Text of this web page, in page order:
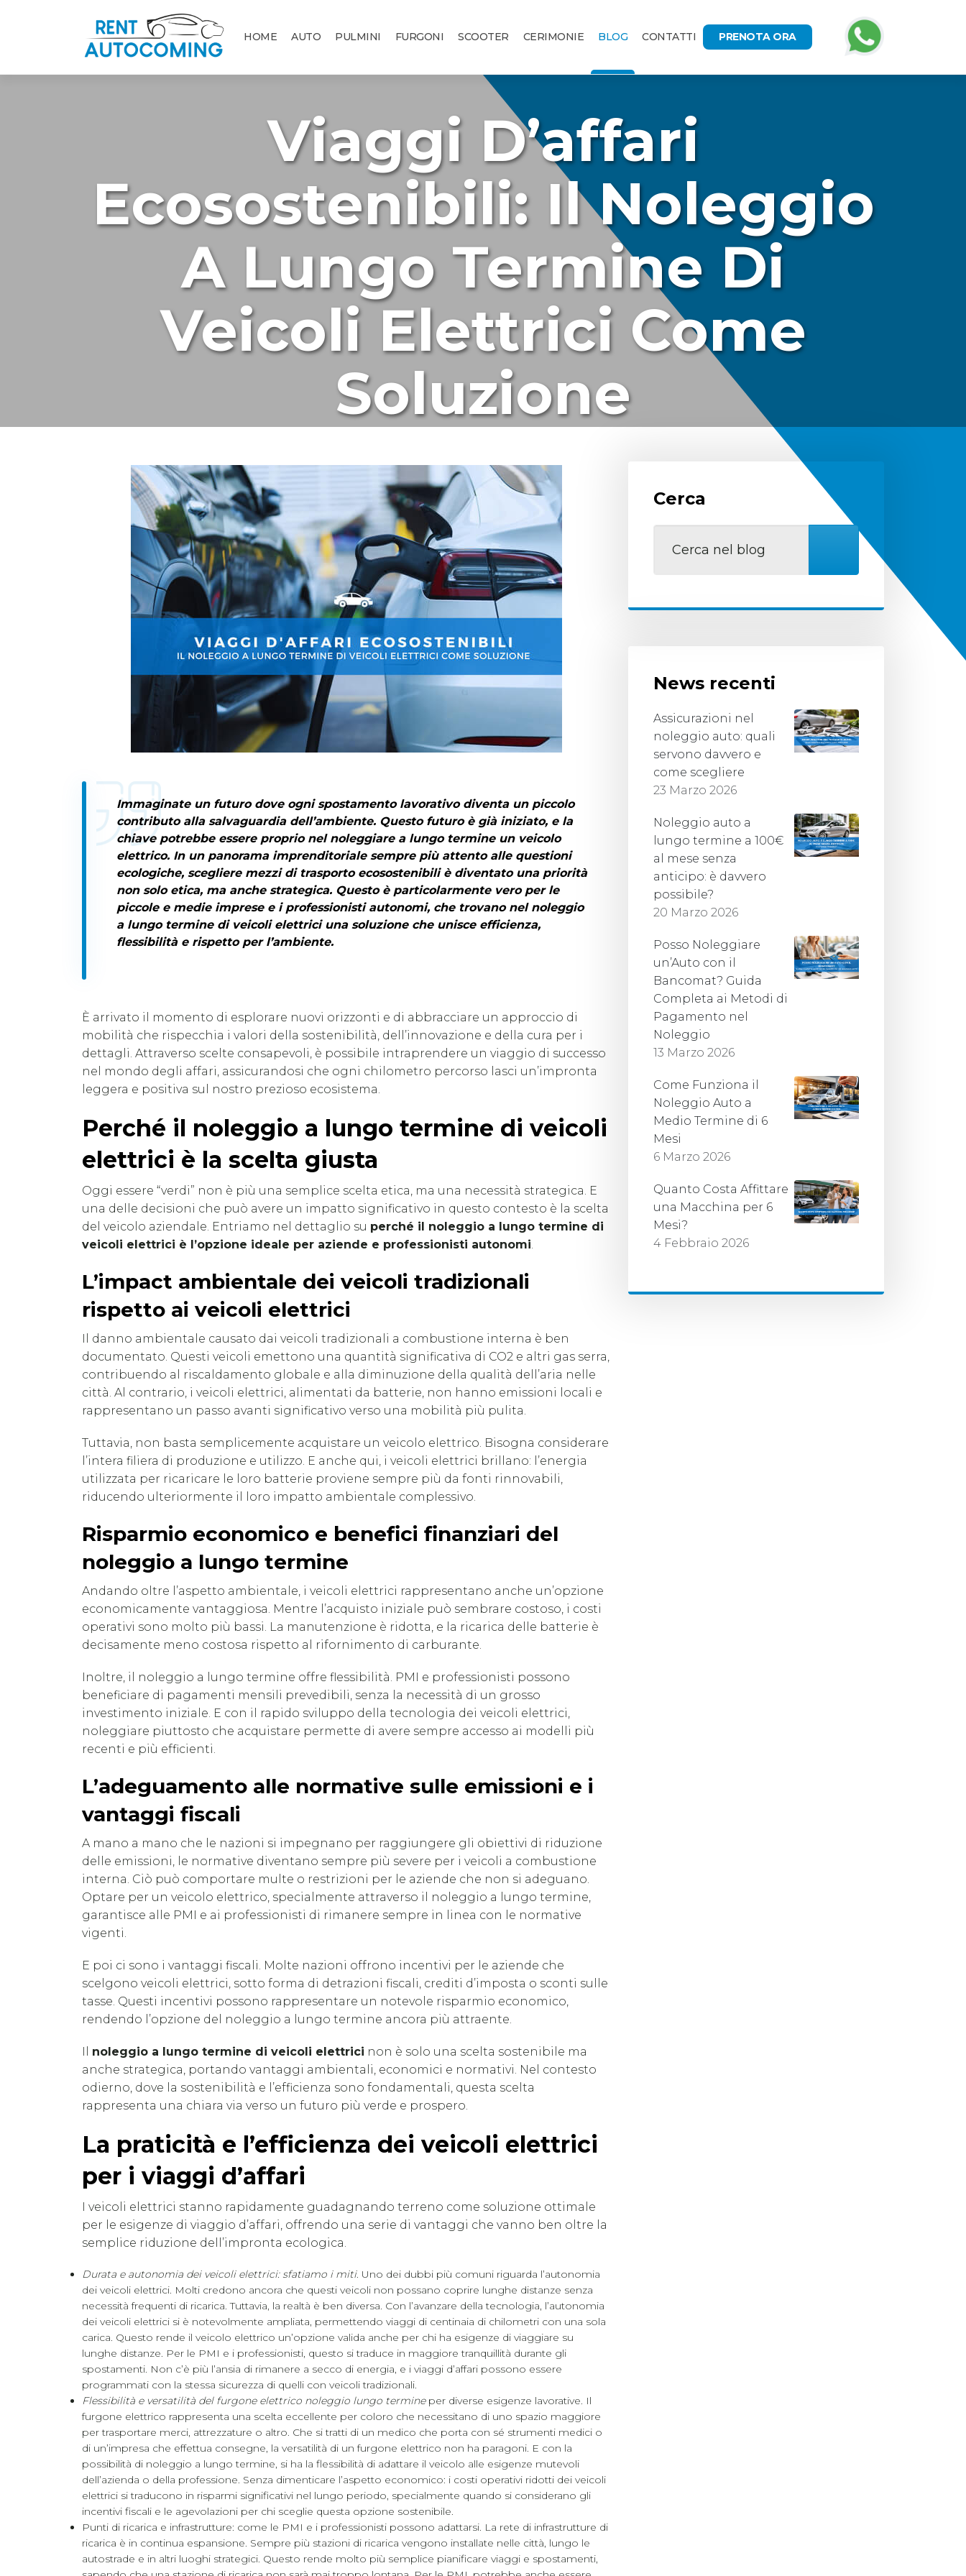
HOME AUTO PULMINI FURGONI SCOOTER CERIMONIE BLOG CONTATTI PRENOTA ORA
Viaggi D’affari
Ecosostenibili: Il Noleggio
A Lungo Termine Di
Veicoli Elettrici Come
Soluzione
Immaginate un futuro dove ogni spostamento lavorativo diventa un piccolo
contributo alla salvaguardia dell’ambiente. Questo futuro è già iniziato, e la
chiave potrebbe essere proprio nel noleggiare a lungo termine un veicolo
elettrico. In un panorama imprenditoriale sempre più attento alle questioni
ecologiche, scegliere mezzi di trasporto ecosostenibili è diventato una priorità
non solo etica, ma anche strategica. Questo è particolarmente vero per le
piccole e medie imprese e i professionisti autonomi, che trovano nel noleggio
a lungo termine di veicoli elettrici una soluzione che unisce efficienza,
flessibilità e rispetto per l’ambiente.
È arrivato il momento di esplorare nuovi orizzonti e di abbracciare un approccio di
mobilità che rispecchia i valori della sostenibilità, dell’innovazione e della cura per i
dettagli. Attraverso scelte consapevoli, è possibile intraprendere un viaggio di successo
nel mondo degli affari, assicurandosi che ogni chilometro percorso lasci un’impronta
leggera e positiva sul nostro prezioso ecosistema.
Perché il noleggio a lungo termine di veicoli
elettrici è la scelta giusta
Oggi essere “verdi” non è più una semplice scelta etica, ma una necessità strategica. E
una delle decisioni che può avere un impatto significativo in questo contesto è la scelta
del veicolo aziendale. Entriamo nel dettaglio su perché il noleggio a lungo termine di
veicoli elettrici è l’opzione ideale per aziende e professionisti autonomi.
L’impact ambientale dei veicoli tradizionali
rispetto ai veicoli elettrici
Il danno ambientale causato dai veicoli tradizionali a combustione interna è ben
documentato. Questi veicoli emettono una quantità significativa di CO2 e altri gas serra,
contribuendo al riscaldamento globale e alla diminuzione della qualità dell’aria nelle
città. Al contrario, i veicoli elettrici, alimentati da batterie, non hanno emissioni locali e
rappresentano un passo avanti significativo verso una mobilità più pulita.
Tuttavia, non basta semplicemente acquistare un veicolo elettrico. Bisogna considerare
l’intera filiera di produzione e utilizzo. E anche qui, i veicoli elettrici brillano: l’energia
utilizzata per ricaricare le loro batterie proviene sempre più da fonti rinnovabili,
riducendo ulteriormente il loro impatto ambientale complessivo.
Risparmio economico e benefici finanziari del
noleggio a lungo termine
Andando oltre l’aspetto ambientale, i veicoli elettrici rappresentano anche un’opzione
economicamente vantaggiosa. Mentre l’acquisto iniziale può sembrare costoso, i costi
operativi sono molto più bassi. La manutenzione è ridotta, e la ricarica delle batterie è
decisamente meno costosa rispetto al rifornimento di carburante.
Inoltre, il noleggio a lungo termine offre flessibilità. PMI e professionisti possono
beneficiare di pagamenti mensili prevedibili, senza la necessità di un grosso
investimento iniziale. E con il rapido sviluppo della tecnologia dei veicoli elettrici,
noleggiare piuttosto che acquistare permette di avere sempre accesso ai modelli più
recenti e più efficienti.
L’adeguamento alle normative sulle emissioni e i
vantaggi fiscali
A mano a mano che le nazioni si impegnano per raggiungere gli obiettivi di riduzione
delle emissioni, le normative diventano sempre più severe per i veicoli a combustione
interna. Ciò può comportare multe o restrizioni per le aziende che non si adeguano.
Optare per un veicolo elettrico, specialmente attraverso il noleggio a lungo termine,
garantisce alle PMI e ai professionisti di rimanere sempre in linea con le normative
vigenti.
E poi ci sono i vantaggi fiscali. Molte nazioni offrono incentivi per le aziende che
scelgono veicoli elettrici, sotto forma di detrazioni fiscali, crediti d’imposta o sconti sulle
tasse. Questi incentivi possono rappresentare un notevole risparmio economico,
rendendo l’opzione del noleggio a lungo termine ancora più attraente.
Il noleggio a lungo termine di veicoli elettrici non è solo una scelta sostenibile ma
anche strategica, portando vantaggi ambientali, economici e normativi. Nel contesto
odierno, dove la sostenibilità e l’efficienza sono fondamentali, questa scelta
rappresenta una chiara via verso un futuro più verde e prospero.
La praticità e l’efficienza dei veicoli elettrici
per i viaggi d’affari
I veicoli elettrici stanno rapidamente guadagnando terreno come soluzione ottimale
per le esigenze di viaggio d’affari, offrendo una serie di vantaggi che vanno ben oltre la
semplice riduzione dell’impronta ecologica.
Durata e autonomia dei veicoli elettrici: sfatiamo i miti. Uno dei dubbi più comuni riguarda l’autonomia
dei veicoli elettrici. Molti credono ancora che questi veicoli non possano coprire lunghe distanze senza
necessità frequenti di ricarica. Tuttavia, la realtà è ben diversa. Con l’avanzare della tecnologia, l’autonomia
dei veicoli elettrici si è notevolmente ampliata, permettendo viaggi di centinaia di chilometri con una sola
carica. Questo rende il veicolo elettrico un’opzione valida anche per chi ha esigenze di viaggiare su
lunghe distanze. Per le PMI e i professionisti, questo si traduce in maggiore tranquillità durante gli
spostamenti. Non c’è più l’ansia di rimanere a secco di energia, e i viaggi d’affari possono essere
programmati con la stessa sicurezza di quelli con veicoli tradizionali.
Flessibilità e versatilità del furgone elettrico noleggio lungo termineper diverse esigenze lavorative. Il
furgone elettrico rappresenta una scelta eccellente per coloro che necessitano di uno spazio maggiore
per trasportare merci, attrezzature o altro. Che si tratti di un medico che porta con sé strumenti medici o
di un’impresa che effettua consegne, la versatilità di un furgone elettrico non ha paragoni. E con la
possibilità di noleggio a lungo termine, si ha la flessibilità di adattare il veicolo alle esigenze mutevoli
dell’azienda o della professione. Senza dimenticare l’aspetto economico: i costi operativi ridotti dei veicoli
elettrici si traducono in risparmi significativi nel lungo periodo, specialmente quando si considerano gli
incentivi fiscali e le agevolazioni per chi sceglie questa opzione sostenibile.
Punti di ricarica e infrastrutture: come le PMI e i professionisti possono adattarsi. La rete di infrastrutture di
ricarica è in continua espansione. Sempre più stazioni di ricarica vengono installate nelle città, lungo le
autostrade e in altri luoghi strategici. Questo rende molto più semplice pianificare viaggi e spostamenti,
Cerca
News recenti
Assicurazioni nel
noleggio auto: quali
servono davvero e
come scegliere
23 Marzo 2026
Noleggio auto a
lungo termine a 100€
al mese senza
anticipo: è davvero
possibile?
20 Marzo 2026
Posso Noleggiare
un’Auto con il
Bancomat? Guida
Completa ai Metodi di
Pagamento nel
Noleggio
13 Marzo 2026
Come Funziona il
Noleggio Auto a
Medio Termine di 6
Mesi
6 Marzo 2026
Quanto Costa Affittare
una Macchina per 6
Mesi?
4 Febbraio 2026